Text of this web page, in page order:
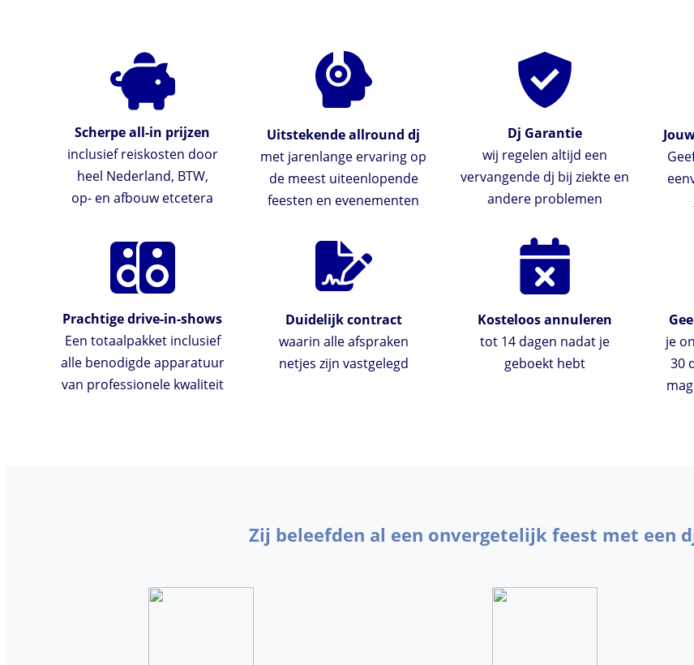
Scherpe all-in prijzen
inclusief reiskosten door
heel Nederland, BTW,
op- en afbouw etcetera
Uitstekende allround dj
met jarenlange ervaring op
de meest uiteenlopende
feesten en evenementen
Dj Garantie
wij regelen altijd een
vervangende dj bij ziekte en
andere problemen
Prachtige drive-in-shows
Een totaalpakket inclusief
alle benodigde apparatuur
van professionele kwaliteit
Duidelijk contract
waarin alle afspraken
netjes zijn vastgelegd
Kosteloos annuleren
tot 14 dagen nadat je
geboekt hebt
je
30
Zij beleefden al een onvergetelijk feest met een